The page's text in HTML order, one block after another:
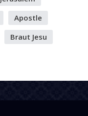
Apostle
Braut Jesu